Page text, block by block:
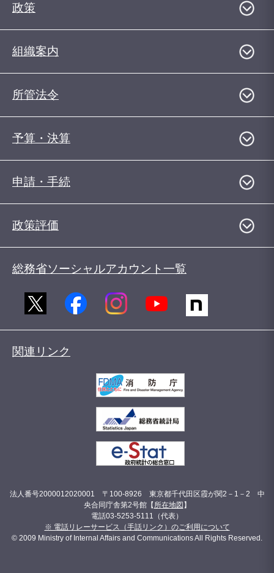
政策
組織案内
所管法令
予算・決算
申請・手続
政策評価
総務省ソーシャルアカウント一覧
関連リンク
法人番号2000012020001 〒100-8926 東京都千代田区霞が関2－1－2 中
央合同庁舎第2号館【 所在地図 】
電話03-5253-5111（代表）
※ 電話リレーサービス（手話リンク）のご利用について
© 2009 Ministry of Internal Affairs and Communications All Rights Reserved.